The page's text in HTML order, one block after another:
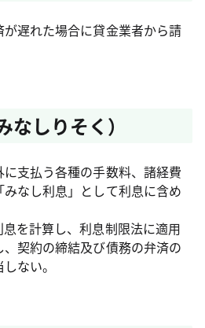
遅れた場合に貸金業者から請
しりそく）
支払う各種の手数料、諸経費
なし利息」として利息に含め
を計算し、利息制限法に適用
契約の締結及び債務の弁済の
ない。